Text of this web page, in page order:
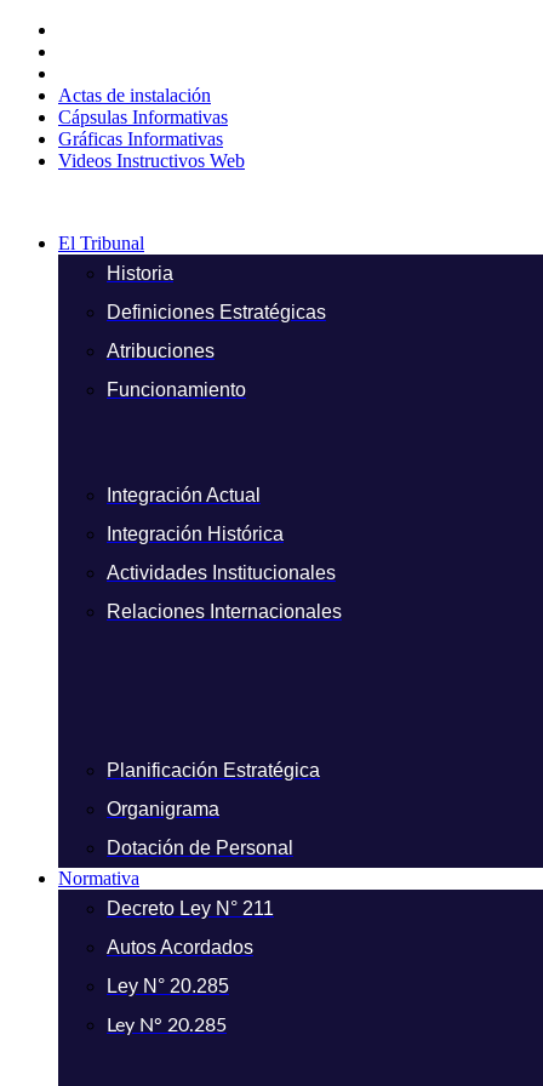
contenido
Actas de instalación
Cápsulas Informativas
Gráficas Informativas
Videos Instructivos Web
El Tribunal
Historia
Definiciones Estratégicas
Atribuciones
Funcionamiento
Integración Actual
Integración Histórica
Actividades Institucionales
Relaciones Internacionales
Planificación Estratégica
Organigrama
Dotación de Personal
Normativa
Decreto Ley N° 211
Autos Acordados
Ley N° 20.285
Ley N° 20.285